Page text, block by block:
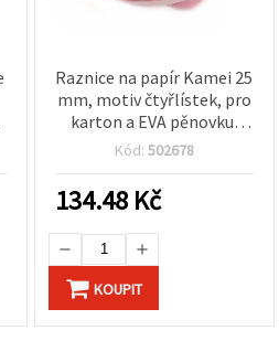
Raznice na papír Kamei 25
mm, motiv čtyřlístek, pro
karton a EVA pěnovku,
ideální na DIY tvoření,
Kód: 502678
134.48 Kč
KOUPIT